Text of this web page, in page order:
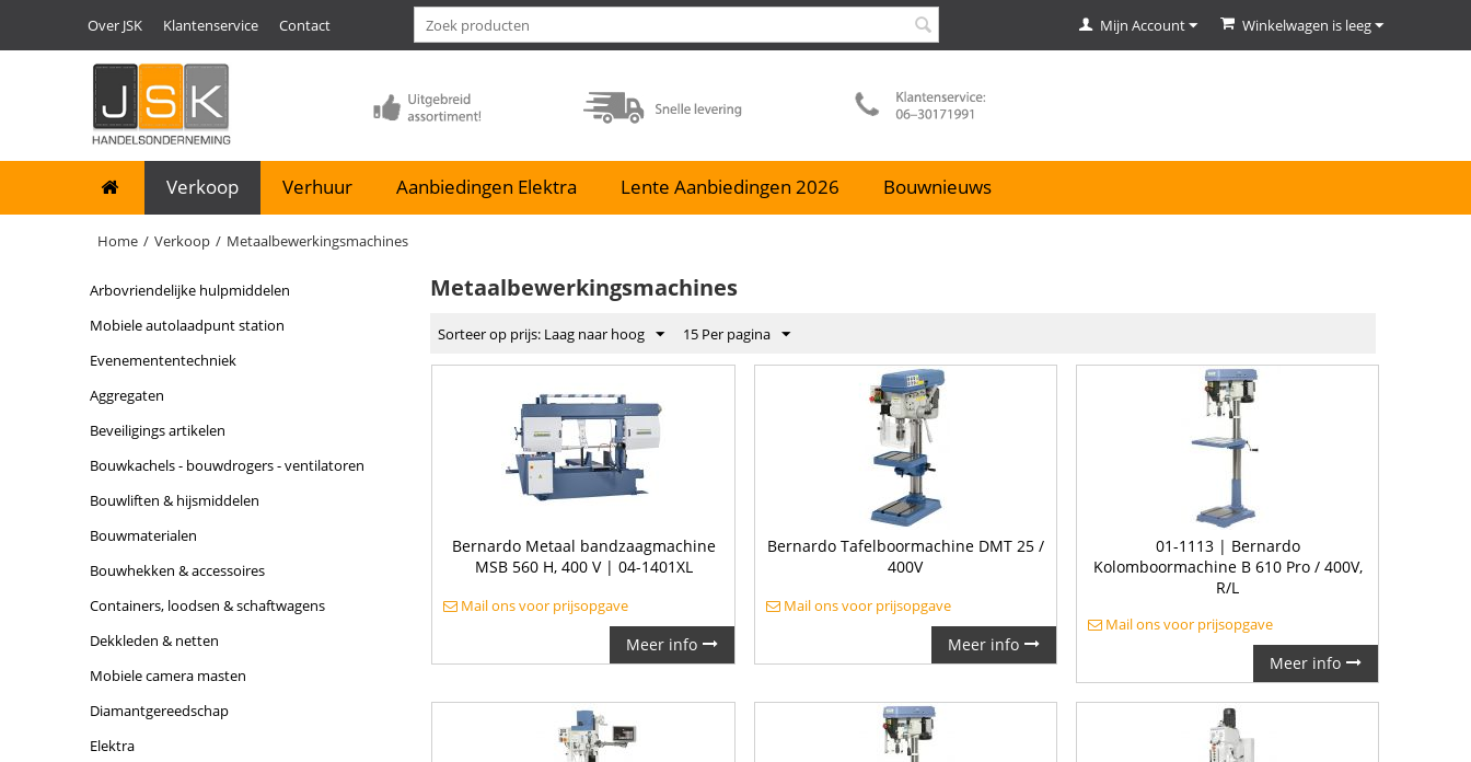
Over JSK Klantenservice Contact Winkelwagen is leeg
Mijn Account
Verkoop Verhuur Aanbiedingen Elektra Lente Aanbiedingen 2026 Bouwnieuws
Home / Verkoop / Metaalbewerkingsmachines
arbovriendelijke hulpmiddelen
mobiele autolaadpunt station
evenemententechniek
aggregaten
beveiligings artikelen
bouwkachels - bouwdrogers - ventilatoren
bouwliften & hijsmiddelen
bouwmaterialen
bouwhekken & accessoires
containers, loodsen & schaftwagens
dekkleden & netten
mobiele camera masten
diamantgereedschap
elektra
Metaalbewerkingsmachines
Sorteer op prijs: Laag naar hoog 15 Per pagina
Bernardo Metaal bandzaagmachine
MSB 560 H, 400 V | 04-1401XL
Mail ons voor prijsopgave
Meer info
Bernardo Tafelboormachine DMT 25 /
400V
Mail ons voor prijsopgave
Meer info
01-1113 | Bernardo
Kolomboormachine B 610 Pro / 400V,
R/L
Mail ons voor prijsopgave
Meer info